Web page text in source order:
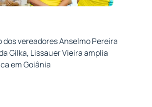
dos vereadores Anselmo Pereira
Gilka, Lissauer Vieira amplia
em Goiânia